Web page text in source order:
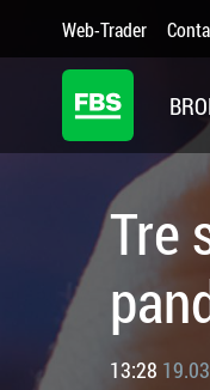
Web-Trader
Tre
13:28